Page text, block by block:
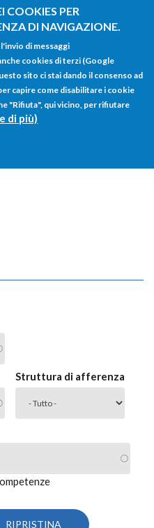
COOKIES PER
DI NAVIGAZIONE.
di messaggi
cookies di terzi (Google
sito ci stai dando il consenso ad
capire come disabilitare i cookie
"Rifiuta", qui vicino, per rifiutare
di più)
Struttura di afferenza